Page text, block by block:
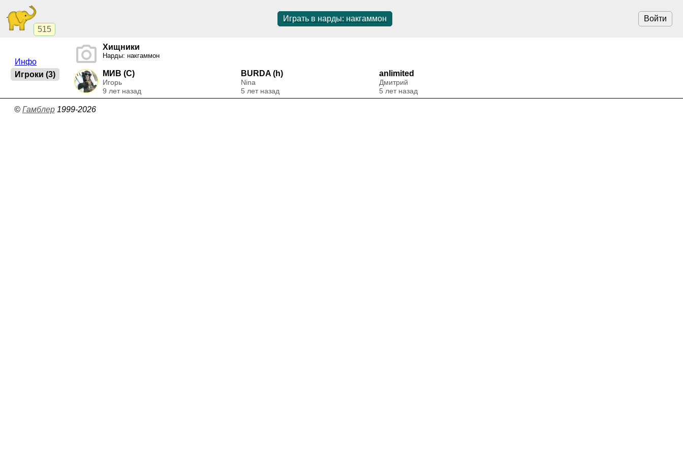
515
Войти
Играть в нарды: накгаммон
Хищники
Нарды: накгаммон
МИВ (C)
Игорь
9 лет назад
BURDA (h)
Nina
5 лет назад
anlimited
Дмитрий
5 лет назад
Инфо
Игроки (3)
© Гамблер1999-2026